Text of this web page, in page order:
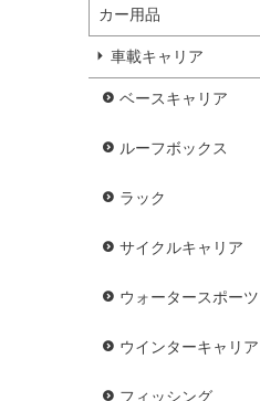
カー用品
車載キャリア
ベースキャリア
ルーフボックス
ラック
サイクルキャリア
ウォータースポーツ
ウインターキャリア
フィッシング